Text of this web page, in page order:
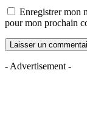
Enregistrer mon
pour mon prochain
- Advertisement -